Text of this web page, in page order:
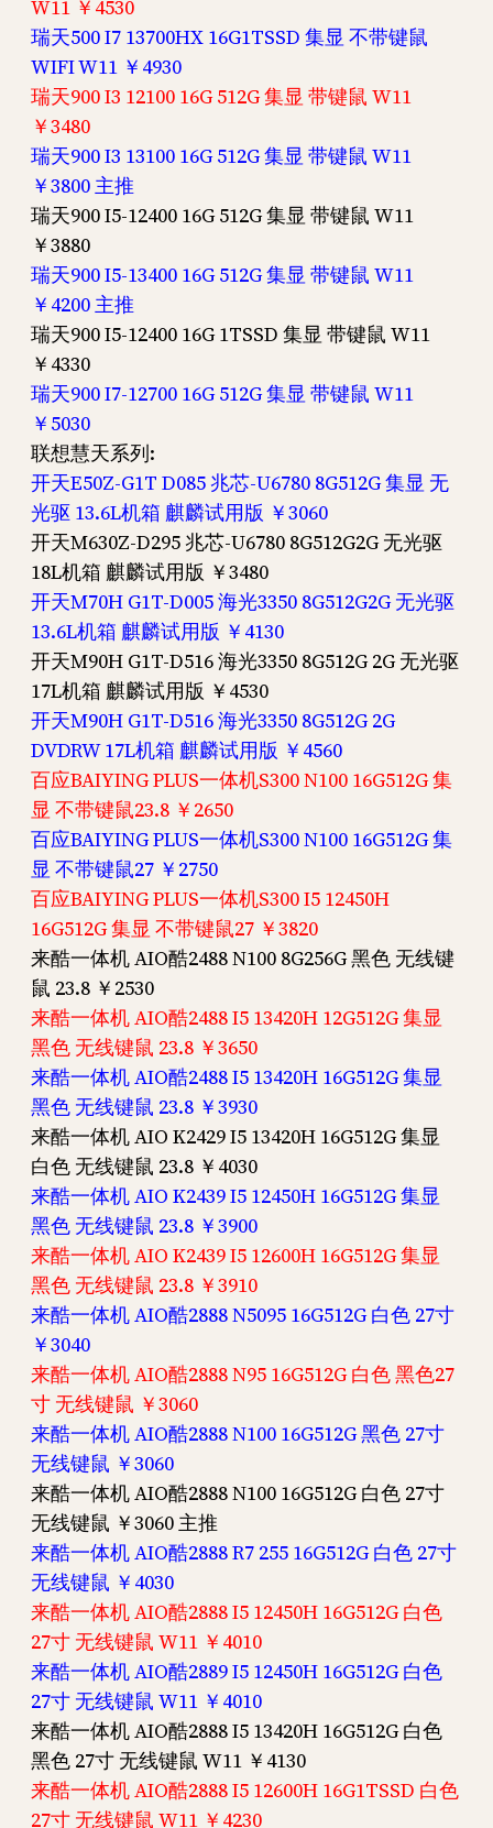
W11 ￥4530
瑞天500 I7 13700HX 16G1TSSD 集显 不带键鼠
WIFI W11 ￥4930
瑞天900 I3 12100 16G 512G 集显 带键鼠 W11
￥3480
瑞天900 I3 13100 16G 512G 集显 带键鼠 W11
￥3800 主推
瑞天900 I5-12400 16G 512G 集显 带键鼠 W11
￥3880
瑞天900 I5-13400 16G 512G 集显 带键鼠 W11
￥4200 主推
瑞天900 I5-12400 16G 1TSSD 集显 带键鼠 W11
￥4330
瑞天900 I7-12700 16G 512G 集显 带键鼠 W11
￥5030
联想慧天系列:
开天E50Z-G1T D085 兆芯-U6780 8G512G 集显 无
光驱 13.6L机箱 麒麟试用版 ￥3060
开天M630Z-D295 兆芯-U6780 8G512G2G 无光驱
18L机箱 麒麟试用版 ￥3480
开天M70H G1T-D005 海光3350 8G512G2G 无光驱
13.6L机箱 麒麟试用版 ￥4130
开天M90H G1T-D516 海光3350 8G512G 2G 无光驱
17L机箱 麒麟试用版 ￥4530
开天M90H G1T-D516 海光3350 8G512G 2G
DVDRW 17L机箱 麒麟试用版 ￥4560
百应BAIYING PLUS一体机S300 N100 16G512G 集
显 不带键鼠23.8 ￥2650
百应BAIYING PLUS一体机S300 N100 16G512G 集
显 不带键鼠27 ￥2750
百应BAIYING PLUS一体机S300 I5 12450H
16G512G 集显 不带键鼠27 ￥3820
来酷一体机 AIO酷2488 N100 8G256G 黑色 无线键
鼠 23.8 ￥2530
来酷一体机 AIO酷2488 I5 13420H 12G512G 集显
黑色 无线键鼠 23.8 ￥3650
来酷一体机 AIO酷2488 I5 13420H 16G512G 集显
黑色 无线键鼠 23.8 ￥3930
来酷一体机 AIO K2429 I5 13420H 16G512G 集显
白色 无线键鼠 23.8 ￥4030
来酷一体机 AIO K2439 I5 12450H 16G512G 集显
黑色 无线键鼠 23.8 ￥3900
来酷一体机 AIO K2439 I5 12600H 16G512G 集显
黑色 无线键鼠 23.8 ￥3910
来酷一体机 AIO酷2888 N5095 16G512G 白色 27寸
￥3040
来酷一体机 AIO酷2888 N95 16G512G 白色 黑色27
寸 无线键鼠 ￥3060
来酷一体机 AIO酷2888 N100 16G512G 黑色 27寸
无线键鼠 ￥3060
来酷一体机 AIO酷2888 N100 16G512G 白色 27寸
无线键鼠 ￥3060 主推
来酷一体机 AIO酷2888 R7 255 16G512G 白色 27寸
无线键鼠 ￥4030
来酷一体机 AIO酷2888 I5 12450H 16G512G 白色
27寸 无线键鼠 W11 ￥4010
来酷一体机 AIO酷2889 I5 12450H 16G512G 白色
27寸 无线键鼠 W11 ￥4010
来酷一体机 AIO酷2888 I5 13420H 16G512G 白色
黑色 27寸 无线键鼠 W11 ￥4130
来酷一体机 AIO酷2888 I5 12600H 16G1TSSD 白色
27寸 无线键鼠 W11 ￥4230